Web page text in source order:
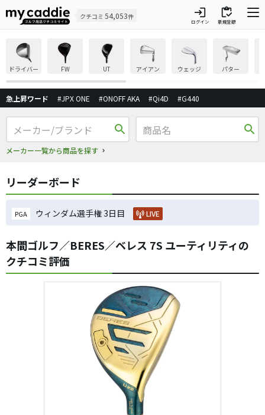
クチコミ 54,053件 login
ログイン
inventory
新規登録
ドライバー FW UT アイアン ウェッジ パター
急上昇ワード #JPX ONE #ONOFF AKA #Qi4D #G440
search
メーカー一覧から商品を探す
search
リーダーボード
PGA ウィンダム選手権 3日目 LIVE
本間ゴルフ／BERES／ベレス 7S ユーティリティの
クチコミ評価